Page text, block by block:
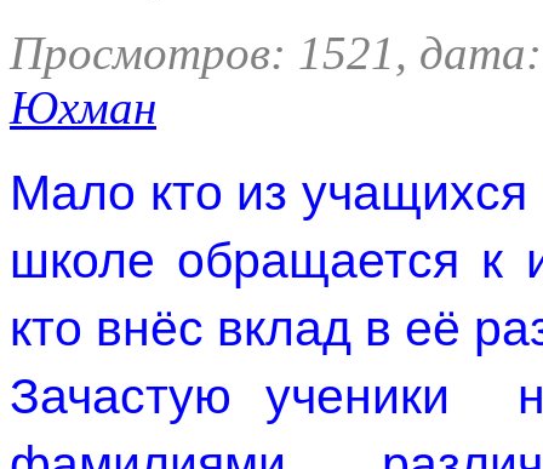
Просмотров: 1521,
Юхман
Мало кто из учащихся
школе обращается к
кто внёс вклад в её
Зачастую ученики